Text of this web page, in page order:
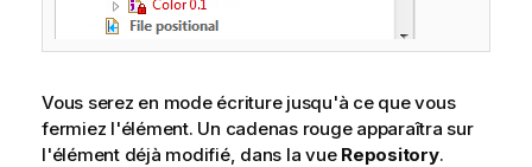
Vous serez en mode écriture jusqu'à ce que vous
fermiez l'élément. Un cadenas rouge apparaîtra sur
l'élément déjà modifié, dans la vue Repository.